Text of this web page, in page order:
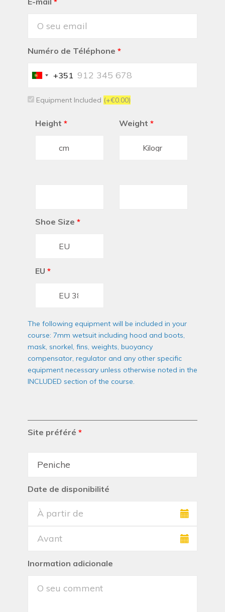
Numéro de Téléphone *
Portugal
+351
Equipment Included (+€0.00)
Height * Weight *
Shoe Size *
EU *
The following equipment will be included in your
course: 7mm wetsuit including hood and boots,
mask, snorkel, fins, weights, buoyancy
compensator, regulator and any other specific
equipment necessary unless otherwise noted in the
INCLUDED section of the course.
Site préféré *
Date de disponibilité
Inormation adicionale